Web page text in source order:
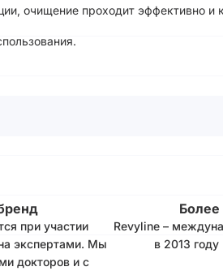
очищение проходит эффективно и
при участии
экспертами. Мы
докторов и с
Более
Revyline –
в 2013